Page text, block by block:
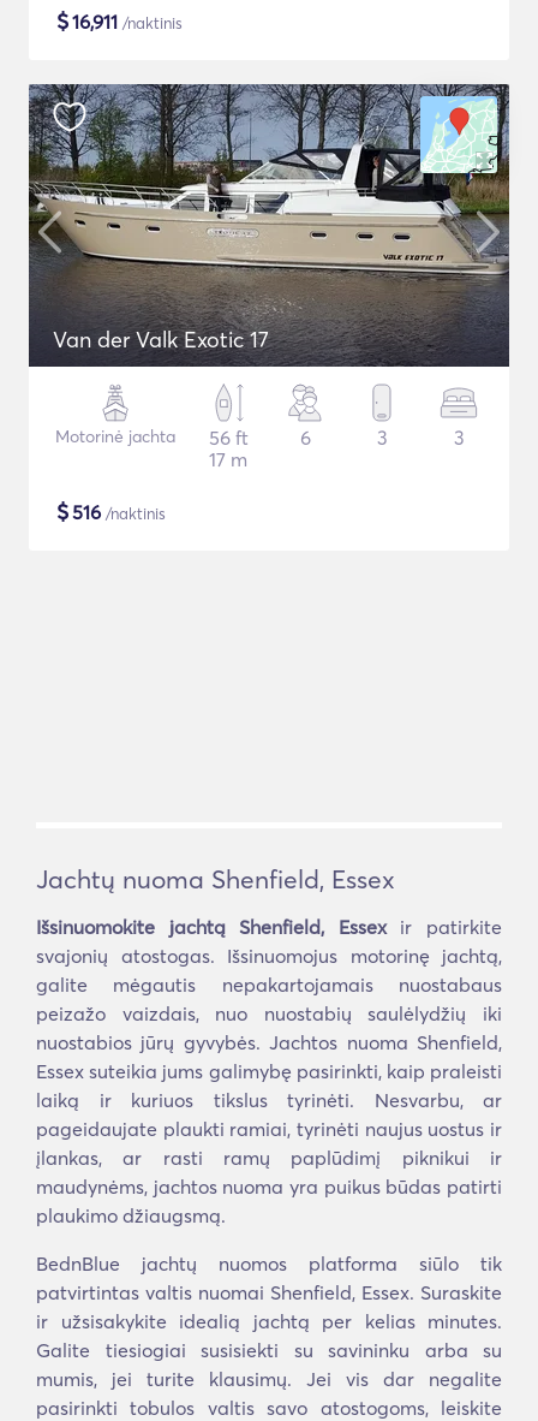
$16,911 /naktinis
Van der Valk Exotic 17
Motorinė jachta
56 ft
17 m
6 3 3
$516 /naktinis
Jachtų nuoma Shenfield, Essex
Išsinuomokite jachtą Shenfield, Essexir patirkite
svajonių atostogas. Išsinuomojus motorinę jachtą,
galite mėgautis nepakartojamais nuostabaus
peizažo vaizdais, nuo nuostabių saulėlydžių iki
nuostabios jūrų gyvybės. Jachtos nuoma Shenfield,
Essex suteikia jums galimybę pasirinkti, kaip praleisti
laiką ir kuriuos tikslus tyrinėti. Nesvarbu, ar
pageidaujate plaukti ramiai, tyrinėti naujus uostus ir
įlankas, ar rasti ramų paplūdimį piknikui ir
maudynėms, jachtos nuoma yra puikus būdas patirti
plaukimo džiaugsmą.
BednBlue jachtų nuomos platforma siūlo tik
patvirtintas valtis nuomai Shenfield, Essex. Suraskite
ir užsisakykite idealią jachtą per kelias minutes.
Galite tiesiogiai susisiekti su savininku arba su
mumis, jei turite klausimų. Jei vis dar negalite
pasirinkti tobulos valtis savo atostogoms, leiskite